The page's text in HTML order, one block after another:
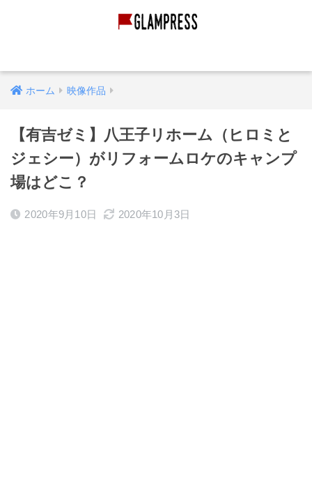
ホーム 映像作品
【有吉ゼミ】八王子リホーム（ヒロミと
ジェシー）がリフォームロケのキャンプ
場はどこ？
2020年9月10日 2020年10月3日